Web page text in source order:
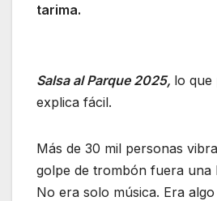
tarima.
Salsa al Parque 2025, lo que
explica fácil.
Más de 30 mil personas
golpe de trombón fuera una
No era solo música. Era